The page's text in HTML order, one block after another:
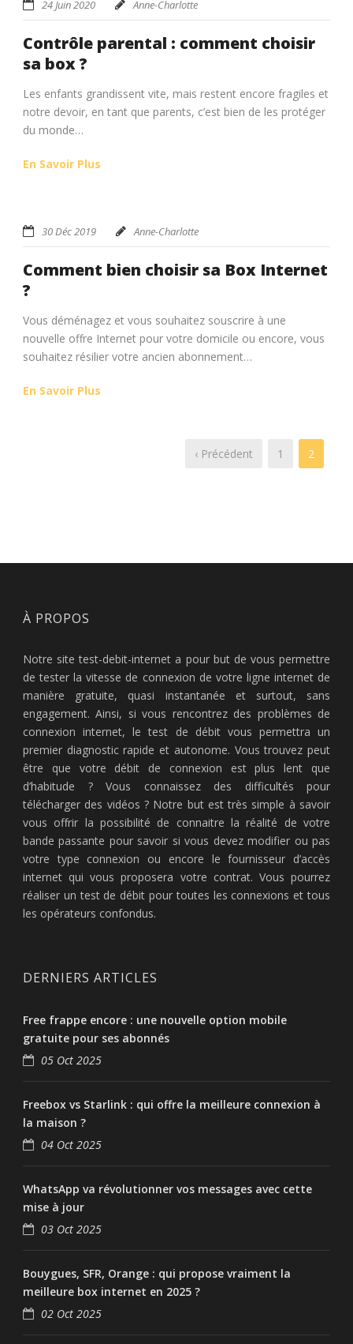
24 Juin 2020 Anne-Charlotte
Contrôle parental : comment choisir
sa box ?
Les enfants grandissent vite, mais restent encore fragiles et
notre devoir, en tant que parents, c’est bien de les protéger
du monde…
En Savoir Plus
30 Déc 2019 Anne-Charlotte
Comment bien choisir sa Box Internet
?
Vous déménagez et vous souhaitez souscrire à une
nouvelle offre Internet pour votre domicile ou encore, vous
souhaitez résilier votre ancien abonnement…
En Savoir Plus
‹ Précédent 1 2
À PROPOS
Notre site test-debit-internet a pour but de vous permettre
de tester la vitesse de connexion de votre ligne internet de
manière gratuite, quasi instantanée et surtout, sans
engagement. Ainsi, si vous rencontrez des problèmes de
connexion internet, le test de débit vous permettra un
premier diagnostic rapide et autonome. Vous trouvez peut
être que votre débit de connexion est plus lent que
d’habitude ? Vous connaissez des difficultés pour
télécharger des vidéos ? Notre but est très simple à savoir
vous offrir la possibilité de connaitre la réalité de votre
bande passante pour savoir si vous devez modifier ou pas
votre type connexion ou encore le fournisseur d’accès
internet qui vous proposera votre contrat. Vous pourrez
réaliser un test de débit pour toutes les connexions et tous
les opérateurs confondus.
DERNIERS ARTICLES
Free frappe encore : une nouvelle option mobile
gratuite pour ses abonnés
05 Oct 2025
Freebox vs Starlink : qui offre la meilleure connexion à
la maison ?
04 Oct 2025
WhatsApp va révolutionner vos messages avec cette
mise à jour
03 Oct 2025
Bouygues, SFR, Orange : qui propose vraiment la
meilleure box internet en 2025 ?
02 Oct 2025